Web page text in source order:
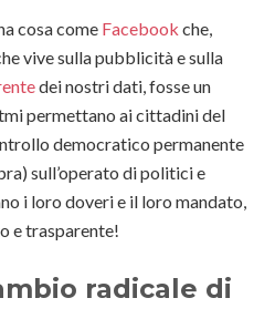
cosa come Facebook che,
vive sulla pubblicità e sulla
dei nostri dati, fosse un
permettano ai cittadini del
democratico permanente
sull’operato di politici e
i loro doveri e il loro mandato,
e trasparente!
radicale di